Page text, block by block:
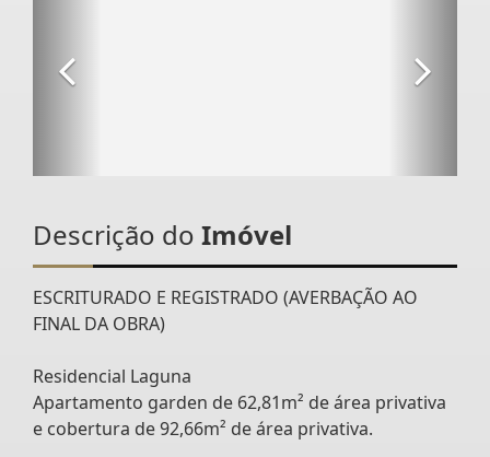
Descrição do Imóvel
ESCRITURADO E REGISTRADO (AVERBAÇÃO AO
FINAL DA OBRA)
Residencial Laguna
Apartamento garden de 62,81m² de área privativa
e cobertura de 92,66m² de área privativa.